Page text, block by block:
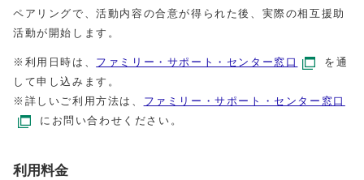
ペアリングで、活動内容の合意が得られた後、実際の相互援助
活動が開始します。
※利用日時は、 ファミリー・サポート・センター窓口
を通
して申し込みます。
※詳しいご利用方法は、 ファミリー・サポート・センター窓口
にお問い合わせください。
利用料金